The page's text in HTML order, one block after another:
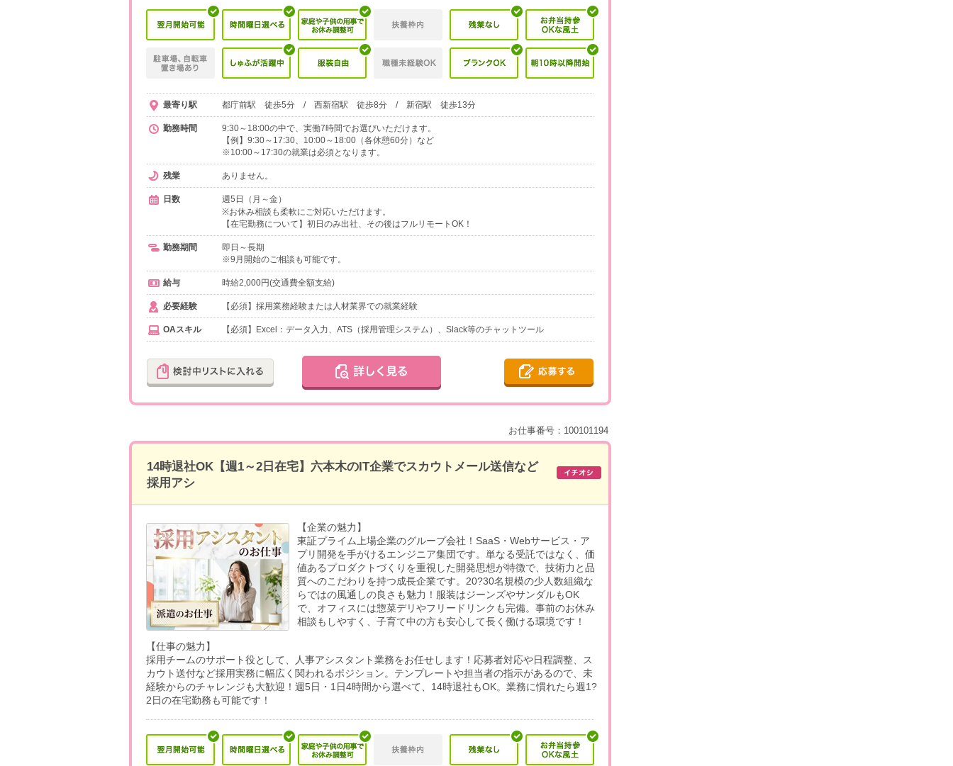
最寄り駅 都庁前駅 徒歩5分 / 西新宿駅 徒歩8分 / 新宿駅 徒歩13分
勤務時間
9:30～18:00の中で、実働7時間でお選びいただけます。
【例】9:30～17:30、10:00～18:00（各休憩60分）など
※10:00～17:30の就業は必須となります。
残業 ありません。
日数
週5日（月～金）
※お休み相談も柔軟にご対応いただけます。
【在宅勤務について】初日のみ出社、その後はフルリモートOK！
勤務期間
即日～長期
※9月開始のご相談も可能です。
給与 時給2,000円(交通費全額支給)
必要経験 【必須】採用業務経験または人材業界での就業経験
OAスキル 【必須】Excel：データ入力、ATS（採用管理システム）、Slack等のチャットツール
お仕事番号：100101194
14時退社OK【週1～2日在宅】六本木のIT企業でスカウトメール送信など
採用アシ
【企業の魅力】
東証プライム上場企業のグループ会社！SaaS・Webサービス・ア
プリ開発を手がけるエンジニア集団です。単なる受託ではなく、価
値あるプロダクトづくりを重視した開発思想が特徴で、技術力と品
質へのこだわりを持つ成長企業です。20?30名規模の少人数組織な
らではの風通しの良さも魅力！服装はジーンズやサンダルもOK
で、オフィスには惣菜デリやフリードリンクも完備。事前のお休み
相談もしやすく、子育て中の方も安心して長く働ける環境です！
【仕事の魅力】
採用チームのサポート役として、人事アシスタント業務をお任せします！応募者対応や日程調整、ス
カウト送付など採用実務に幅広く関われるポジション。テンプレートや担当者の指示があるので、未
経験からのチャレンジも大歓迎！週5日・1日4時間から選べて、14時退社もOK。業務に慣れたら週1?
2日の在宅勤務も可能です！